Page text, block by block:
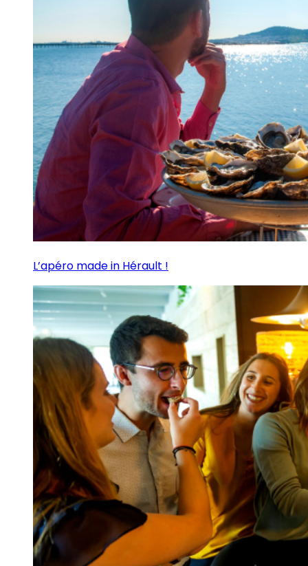
L’apéro made in Hérault !